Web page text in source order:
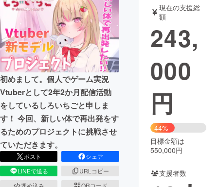
アート・写真 音楽
テクノロジー・ガジェット ゲーム・サ
映像・映画
ビジネス・起業
まちづくり・地域活性化
CAMPFIRE for Social Good
CAMPFIRE Creation
CAMPFIREふるさと納税
コミュニティ
初めまして。個人でゲーム実況
Vtuberとして2年2か月配信活動
をしているしろいちごと申しま
す！ 今回、新しい体で再出発をす
るためのプロジェクトに挑戦させ
ていただきます。
ポスト
シェア
LINEで送る
URLコピー
現在の支援総
額
243,
000
円
44%
目標金額は
550,000円
支援者数